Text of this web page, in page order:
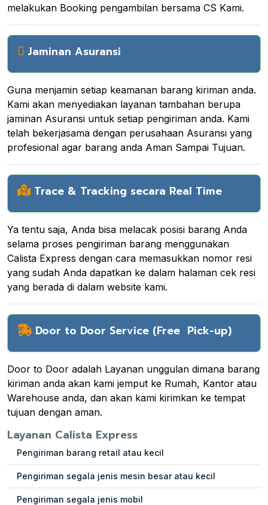
melakukan Booking pengambilan bersama CS Kami.
Jaminan Asuransi
Guna menjamin setiap keamanan barang kiriman anda.
Kami akan menyediakan layanan tambahan berupa
jaminan Asuransi untuk setiap pengiriman anda. Kami
telah bekerjasama dengan perusahaan Asuransi yang
profesional agar barang anda Aman Sampai Tujuan.
Trace & Tracking secara Real Time
Ya tentu saja, Anda bisa melacak posisi barang Anda
selama proses pengiriman barang menggunakan
Calista Express dengan cara memasukkan nomor resi
yang sudah Anda dapatkan ke dalam halaman cek resi
yang berada di dalam website kami.
Door to Door Service (Free Pick-up)
Door to Door adalah Layanan unggulan dimana barang
kiriman anda akan kami jemput ke Rumah, Kantor atau
Warehouse anda, dan akan kami kirimkan ke tempat
tujuan dengan aman.
Layanan Calista Express
Pengiriman barang retail atau kecil
Pengiriman segala jenis mesin besar atau kecil
Pengiriman segala jenis mobil